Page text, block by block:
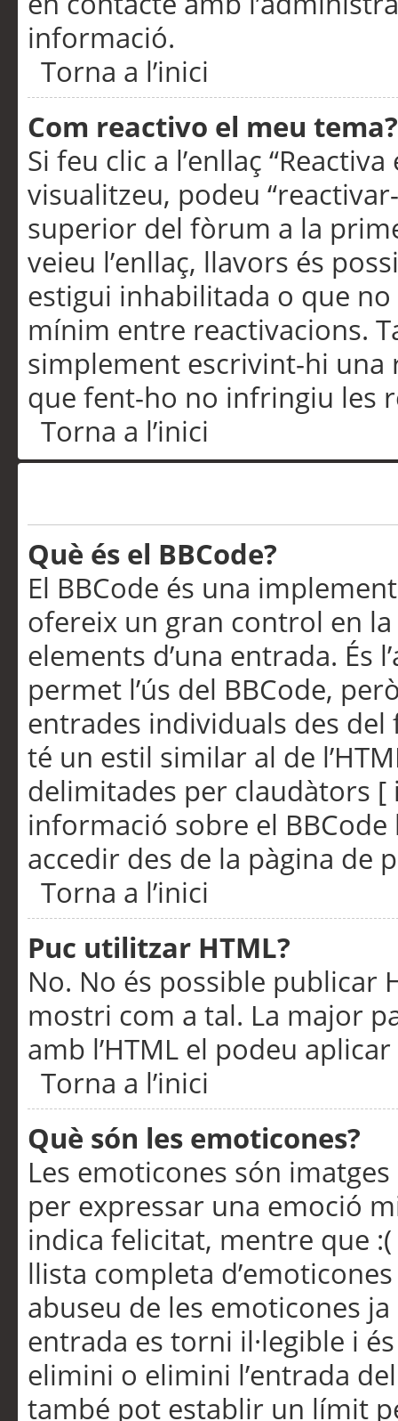
informació.
Torna a l’inici
Com reactivo el meu tema?
Si feu clic a l’enllaç
visualitzeu, podeu
superior del fòrum a la
veieu l’enllaç, llavors és
estigui inhabilitada o que
mínim entre reactivacions.
simplement escrivint-hi una
que fent-ho no infringiu les
Torna a l’inici
Què és el BBCode?
El BBCode és una
ofereix un gran control en
elements d’una entrada. És
permet l’ús del BBCode,
entrades individuals des
té un estil similar al de
delimitades per claudàtors [
informació sobre el
accedir des de la pàgina de
Torna a l’inici
Puc utilitzar HTML?
No. No és possible publicar
mostri com a tal. La major
amb l’HTML el podeu
Torna a l’inici
Què són les emoticones?
Les emoticones són
per expressar una emoció
indica felicitat, mentre que
llista completa
abuseu de les emoticones
entrada es torni il·legible i
elimini o elimini l’entrada
també pot establir un límit